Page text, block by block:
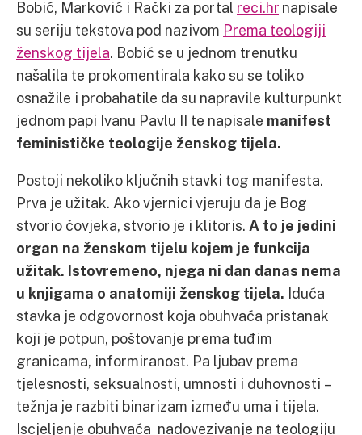
Bobić, Marković i Rački za portal reci.hr napisale
su seriju tekstova pod nazivom Prema teologiji
ženskog tijela. Bobić se u jednom trenutku
našalila te prokomentirala kako su se toliko
osnažile i probahatile da su napravile kulturpunkt
jednom papi Ivanu Pavlu II te napisale manifest
feminističke teologije ženskog tijela.
Postoji nekoliko ključnih stavki tog manifesta.
Prva je užitak. Ako vjernici vjeruju da je Bog
stvorio čovjeka, stvorio je i klitoris. A to je jedini
organ na ženskom tijelu kojem je funkcija
užitak. Istovremeno, njega ni dan danas nema
u knjigama o anatomiji ženskog tijela. Iduća
stavka je odgovornost koja obuhvaća pristanak
koji je potpun, poštovanje prema tuđim
granicama, informiranost. Pa ljubav prema
tjelesnosti, seksualnosti, umnosti i duhovnosti –
težnja je razbiti binarizam između uma i tijela.
Iscjeljenje obuhvaća nadovezivanje na teologiju